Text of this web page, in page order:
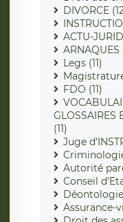
DIVORCE
ACTU-
ARNAQUES
Legs (11)
Magistrature
FDO (11)
GLOSSAIRES
(11)
Juge
Autorité
Conseil
Déontologie
Assurance-